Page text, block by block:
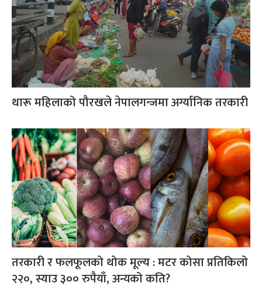
थारू महिलाको पौरखले नेपालगन्जमा अर्ग्यानिक तरकारी
तरकारी र फलफूलको थोक मूल्य : मटर कोसा प्रतिकिलो
२२०, स्याउ ३०० रुपैयाँ, अन्यको कति?